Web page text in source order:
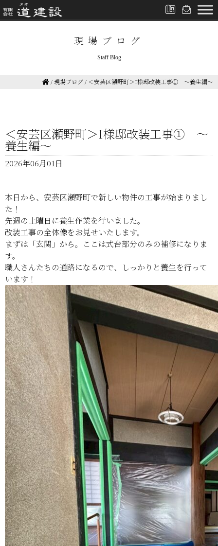
現場ブログ
Staff Blog
/現場ブログ / ＜安芸区瀬野町＞I様邸改装工事① ～養生編～
＜安芸区瀬野町＞I様邸改装工事① ～
養生編～
2026年06月01日
本日から、安芸区瀬野町で新しい物件の工事が始まりまし
た！
先週の土曜日に養生作業を行いました。
改装工事の全体像をお見せいたします。
まずは「玄関」から。ここは式台部分のみの補修になりま
す。
職人さんたちの通路になるので、しっかりと養生を行って
います！